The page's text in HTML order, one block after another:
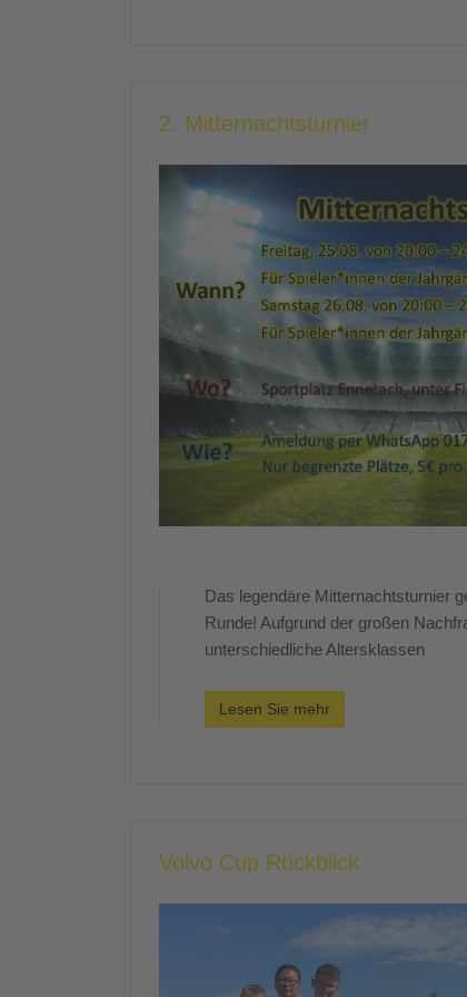
2. Mitternachtsturnier
Das legendäre Mitternachtsturnier
Runde! Aufgrund der großen
unterschiedliche Altersklassen
Lesen Sie mehr
Volvo Cup Rückblick